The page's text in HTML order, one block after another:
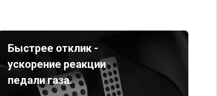
Быстрее отклик -
ускорение реакции
педали газа.